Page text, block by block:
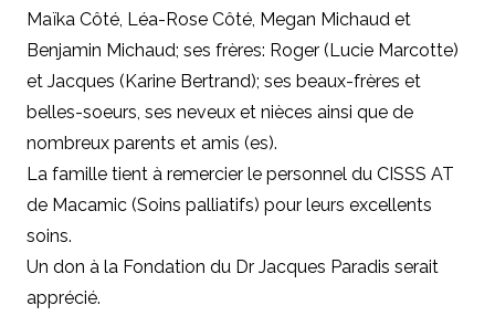
Maïka Côté, Léa-Rose Côté, Megan Michaud et
Benjamin Michaud; ses frères: Roger (Lucie Marcotte)
et Jacques (Karine Bertrand); ses beaux-frères et
belles-soeurs, ses neveux et nièces ainsi que de
nombreux parents et amis (es).
La famille tient à remercier le personnel du CISSS AT
de Macamic (Soins palliatifs) pour leurs excellents
soins.
Un don à la Fondation du Dr Jacques Paradis serait
apprécié.